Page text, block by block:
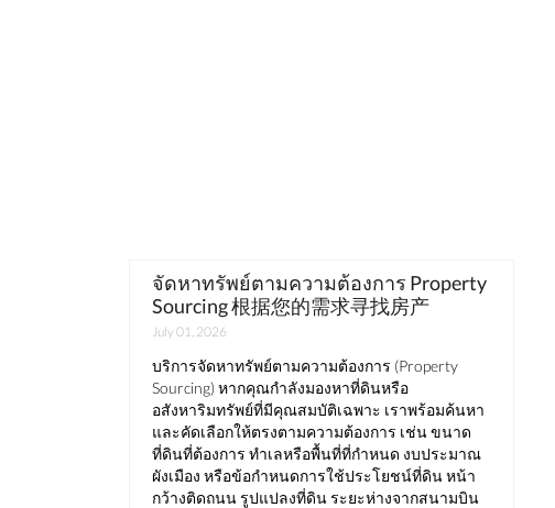
จัดหาทรัพย์ตามความต้องการ Property
Sourcing 根据您的需求寻找房产
July 01, 2026
บริการจัดหาทรัพย์ตามความต้องการ (Property
Sourcing) หากคุณกำลังมองหาที่ดินหรือ
อสังหาริมทรัพย์ที่มีคุณสมบัติเฉพาะ เราพร้อมค้นหา
และคัดเลือกให้ตรงตามความต้องการ เช่น ขนาด
ที่ดินที่ต้องการ ทำเลหรือพื้นที่ที่กำหนด งบประมาณ
ผังเมือง หรือข้อกำหนดการใช้ประโยชน์ที่ดิน หน้า
กว้างติดถนน รูปแปลงที่ดิน ระยะห่างจากสนามบิน